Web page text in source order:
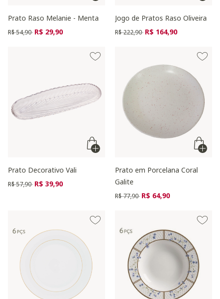
Prato Raso Melanie - Menta
Preço reduzido de
R$ 54,90 para
R$ 29,90
Jogo de Pratos Raso Oliveira
Preço reduzido de
R$ 222,90 para
R$ 164,90
Prato Decorativo Vali
Preço reduzido de
R$ 57,90 para
R$ 39,90
Prato em Porcelana Coral
Galite
Preço reduzido de
R$ 77,90 para
R$ 64,90